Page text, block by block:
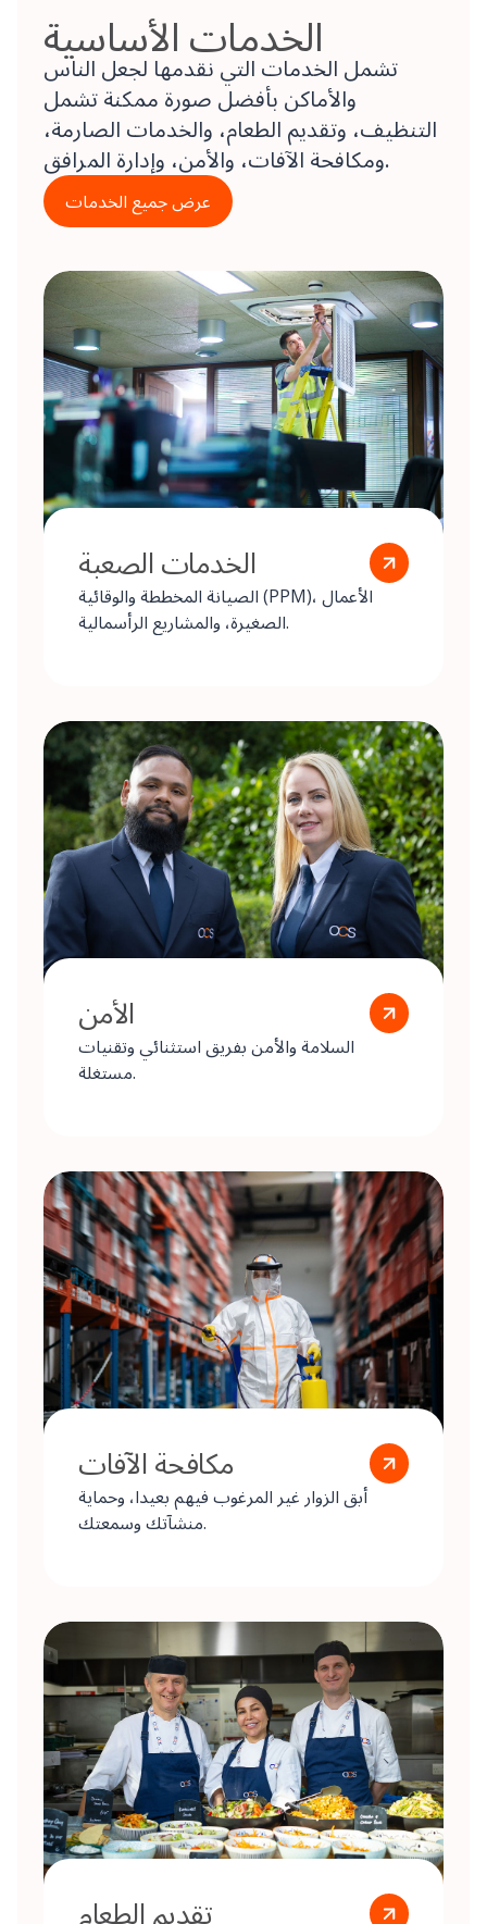
الخدمات الأساسية
تشمل الخدمات التي نقدمها لجعل الناس
والأماكن بأفضل صورة ممكنة تشمل
التنظيف، وتقديم الطعام، والخدمات الصارمة،
ومكافحة الآفات، والأمن، وإدارة المرافق.
عرض جميع الخدمات
الخدمات الصعبة
الصيانة المخططة والوقائية (PPM)، الأعمال
الصغيرة، والمشاريع الرأسمالية.
الأمن
السلامة والأمن بفريق استثنائي وتقنيات
مستغلة.
مكافحة الآفات
أبق الزوار غير المرغوب فيهم بعيدا، وحماية
منشآتك وسمعتك.
تقديم الطعام